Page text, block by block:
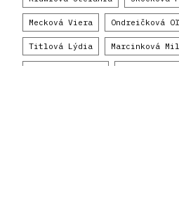
Mecková Viera Ondreičková
Titlová Lýdia Marcinková